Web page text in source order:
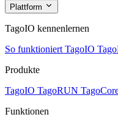
Plattform
TagoIO kennenlernen
So funktioniert TagoIO
Produkte
TagoIO TagoRUN
Funktionen